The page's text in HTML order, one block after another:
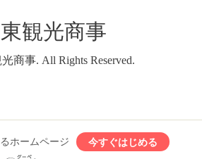
観光商事
商事. All Rights Reserved.
ホームページ 今すぐはじめる